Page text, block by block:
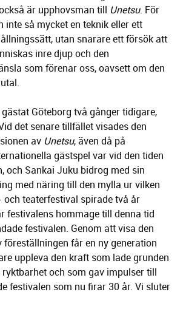
är upphovsman till Unetsu. För
inte så mycket en teknik eller ett
utan snarare ett försök att
inre djup och den
som förenar oss, oavsett om den
Göteborg två gånger tidigare,
det senare tillfället visades den
av Unetsu, även då på
gästspel var vid den tiden
och Sankai Juku bidrog med sin
med näring till den mylla ur vilken
och teaterfestival spirade två år
festivalens hommage till denna tid
festivalen. Genom att visa den
föreställningen får en ny generation
uppleva den kraft som lade grunden
och som gav impulser till
festivalen som nu firar 30 år. Vi sluter